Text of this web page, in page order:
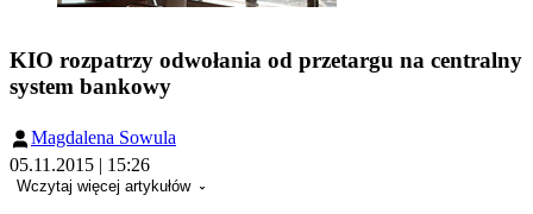
KIO rozpatrzy odwołania od przetargu na centralny
system bankowy
Magdalena Sowula
05.11.2015 | 15:26
Wczytaj więcej artykułów